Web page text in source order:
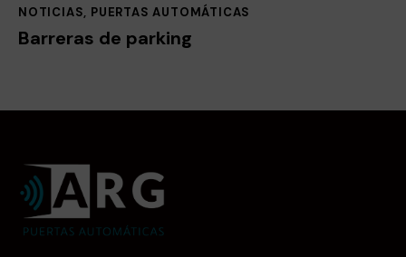
NOTICIAS, PUERTAS AUTOMÁTICAS
Barreras de parking